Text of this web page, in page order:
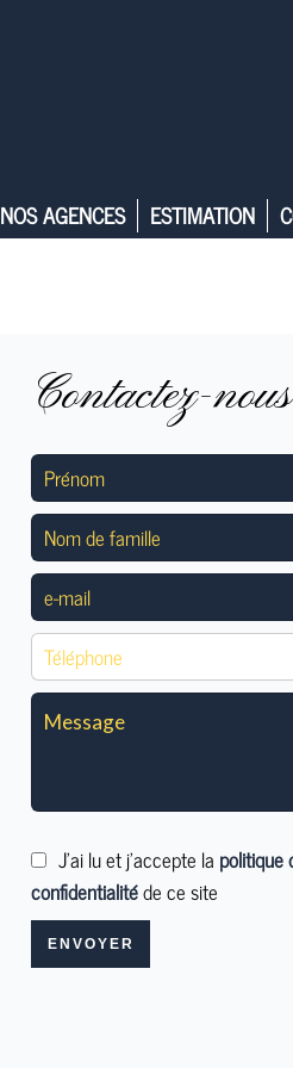
NOS AGENCES ESTIMATION
Contactez-nous
J’ai lu et j'accepte la politique
confidentialitéde ce site
ENVOYER